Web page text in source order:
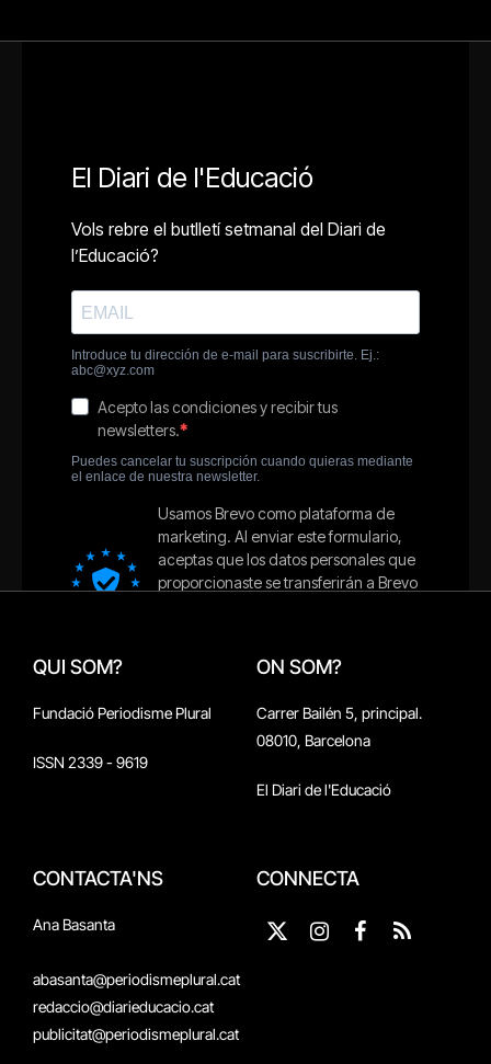
QUI SOM?
Fundació Periodisme Plural
ISSN 2339 - 9619
ON SOM?
Carrer Bailén 5, principal.
08010, Barcelona
El Diari de l'Educació
CONTACTA'NS
Ana Basanta
abasanta@periodismeplural.cat
redaccio@diarieducacio.cat
publicitat@periodismeplural.cat
CONNECTA
X
Instagram
Facebook
RSS